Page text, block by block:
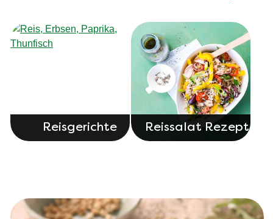
Reisgerichte Reissalat Rezepte